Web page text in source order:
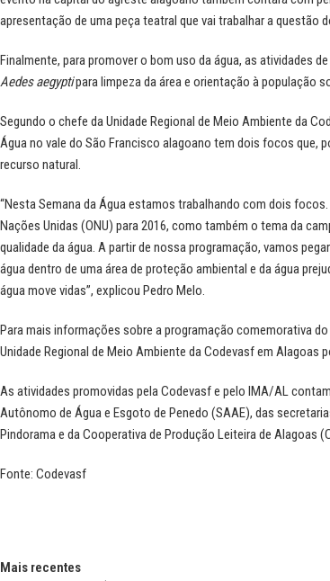
apresentação de uma peça teatral que vai trabalhar a questão
Finalmente, para promover o bom uso da água, as atividades
Aedes aegyptipara limpeza da área e orientação à população
Segundo o chefe da Unidade Regional de Meio Ambiente da
Água no vale do São Francisco alagoano tem dois focos que,
recurso natural.
“Nesta Semana da Água estamos trabalhando com dois focos.
Nações Unidas (ONU) para 2016, como também o tema da
qualidade da água. A partir de nossa programação, vamos
água dentro de uma área de proteção ambiental e da água
água move vidas”, explicou Pedro Melo.
Para mais informações sobre a programação comemorativa
Unidade Regional de Meio Ambiente da Codevasf em Alagoas
As atividades promovidas pela Codevasf e pelo IMA/AL
Autônomo de Água e Esgoto de Penedo (SAAE), das
Pindorama e da Cooperativa de Produção Leiteira de Alagoas
Fonte: Codevasf
Mais recentes